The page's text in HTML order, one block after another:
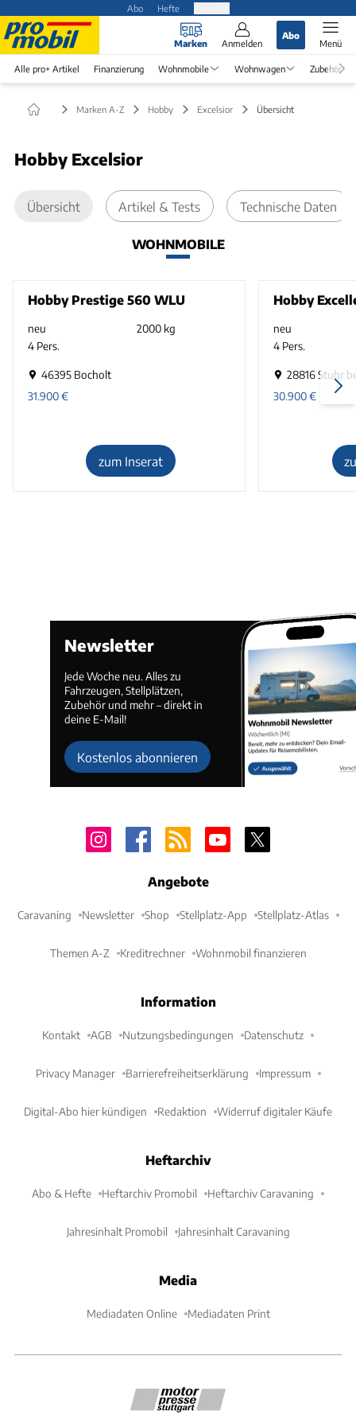
Abo Hefte
Marken Anmelden
Abo
Menü
Alle pro+ Artikel Finanzierung Wohnmobile Wohnwagen Zubehör
Marken A-Z Hobby Excelsior Übersicht
Hobby Excelsior
Übersicht Artikel & Tests Technische Daten
WOHNMOBILE
Hobby Prestige 560 WLU
neu
2000 kg
4 Pers.
46395 Bocholt
31.900€
zum Inserat
Hobby
neu
4 Pers.
28816 Stuhr
30.900€
Newsletter
Jede Woche neu. Alles zu
Fahrzeugen, Stellplätzen,
Zubehör und mehr – direkt in
deine E-Mail!
Kostenlos abonnieren
Angebote
Caravaning Newsletter Shop Stellplatz-App Stellplatz-Atlas
Themen A-Z Kreditrechner Wohnmobil finanzieren
Information
Kontakt AGB Nutzungsbedingungen Datenschutz
Privacy Manager Barrierefreiheitserklärung Impressum
Digital-Abo hier kündigen Redaktion Widerruf digitaler Käufe
Heftarchiv
Abo & Hefte Heftarchiv Promobil Heftarchiv Caravaning
Jahresinhalt Promobil Jahresinhalt Caravaning
Media
Mediadaten Online Mediadaten Print